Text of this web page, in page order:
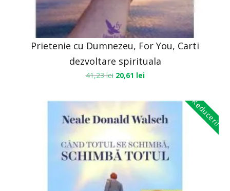
Prietenie cu Dumnezeu, For You, Carti
dezvoltare spirituala
41,23lei 20,61 lei
Reduceri!